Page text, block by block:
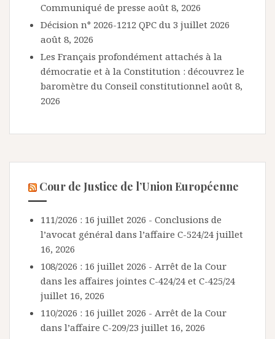
Communiqué de presse août 8, 2026
Décision n° 2026-1212 QPC du 3 juillet 2026
août 8, 2026
Les Français profondément attachés à la
démocratie et à la Constitution : découvrez le
baromètre du Conseil constitutionnel août 8,
2026
Cour de Justice de l’Union Européenne
111/2026 : 16 juillet 2026 - Conclusions de
l’avocat général dans l’affaire C-524/24 juillet
16, 2026
108/2026 : 16 juillet 2026 - Arrêt de la Cour
dans les affaires jointes C-424/24 et C-425/24
juillet 16, 2026
110/2026 : 16 juillet 2026 - Arrêt de la Cour
dans l’affaire C-209/23 juillet 16, 2026